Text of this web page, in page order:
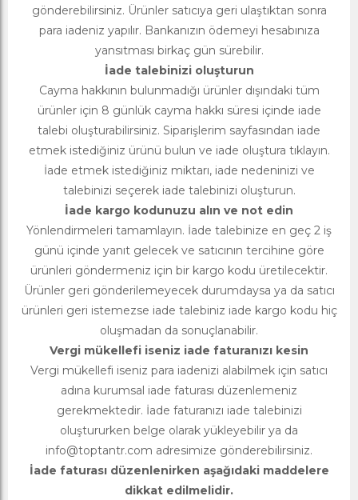
gönderebilirsiniz. Ürünler satıcıya geri ulaştıktan sonra
para iadeniz yapılır. Bankanızın ödemeyi hesabınıza
yansıtması birkaç gün sürebilir.
İade talebinizi oluşturun
Cayma hakkının bulunmadığı ürünler dışındaki tüm
ürünler için 8 günlük cayma hakkı süresi içinde iade
talebi oluşturabilirsiniz. Siparişlerim sayfasından iade
etmek istediğiniz ürünü bulun ve iade oluştura tıklayın.
İade etmek istediğiniz miktarı, iade nedeninizi ve
talebinizi seçerek iade talebinizi oluşturun.
İade kargo kodunuzu alın ve not edin
Yönlendirmeleri tamamlayın. İade talebinize en geç 2 iş
günü içinde yanıt gelecek ve satıcının tercihine göre
ürünleri göndermeniz için bir kargo kodu üretilecektir.
Ürünler geri gönderilemeyecek durumdaysa ya da satıcı
ürünleri geri istemezse iade talebiniz iade kargo kodu hiç
oluşmadan da sonuçlanabilir.
Vergi mükellefi iseniz iade faturanızı kesin
Vergi mükellefi iseniz para iadenizi alabilmek için satıcı
adına kurumsal iade faturası düzenlemeniz
gerekmektedir. İade faturanızı iade talebinizi
oluştururken belge olarak yükleyebilir ya da
info@toptantr.com adresimize gönderebilirsiniz.
İade faturası düzenlenirken aşağıdaki maddelere
dikkat edilmelidir.